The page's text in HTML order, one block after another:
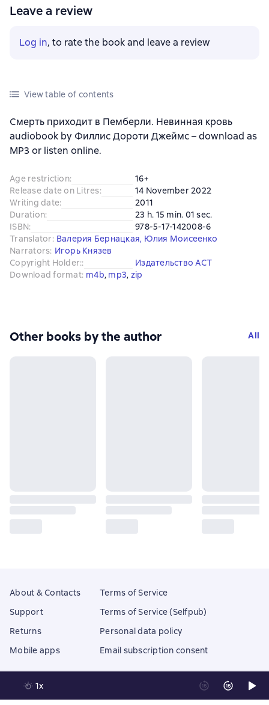
Leave a review
Log in, to rate the book and leave a review
View table of contents
Смерть приходит в Пемберли. Невинная кровь
audiobook by Филлис Дороти Джеймс – download as
MP3 or listen online.
Age restriction:
16+
Release date on Litres:
14 November 2022
Writing date:
2011
Duration:
23 h. 15 min. 01 sec.
ISBN:
978-5-17-142008-6
Translator: Валерия Бернацкая, Юлия Моисеенко
Narrators: Игорь Князев
Copyright Holder::
Издательство АСТ
Download format: m4b, mp3, zip
Other books by the author All
1x
About & Contacts
Support
Returns
Mobile apps
Terms of Service
Terms of Service (Selfpub)
Personal data policy
Email subscription consent
18 Mallow street co. Limerick, Ireland